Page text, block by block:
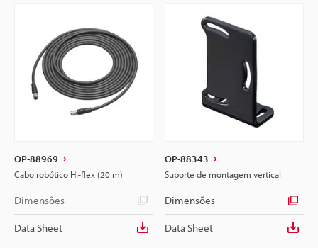
OP-88969
Cabo robótico Hi-flex (20 m)
Dimensões
Data Sheet
OP-88343
Suporte de montagem vertical
Dimensões
Data Sheet